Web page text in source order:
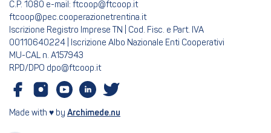
C.P. 1080 e-mail: ftcoop@ftcoop.it
ftcoop@pec.cooperazionetrentina.it
Iscrizione Registro Imprese TN | Cod. Fisc. e Part. IVA
00110640224 | Iscrizione Albo Nazionale Enti Cooperativi
MU-CAL n. A157943
RPD/DPO dpo@ftcoop.it
Made with ♥ by Archimede.nu